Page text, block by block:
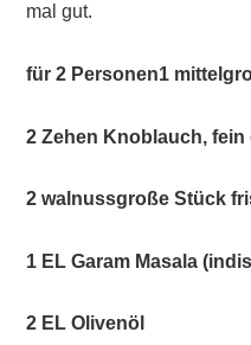
mal gut.
für 2 Personen1
2 Zehen Knoblauch, fein
2 walnussgroße Stück
1 EL Garam Masala
2 EL Olivenöl